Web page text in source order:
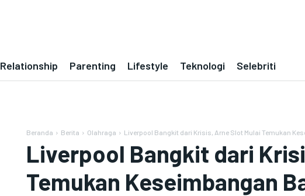
Relationship Parenting Lifestyle Teknologi Selebriti
Beranda Berita Olahraga Liverpool Bangkit dari Krisis, Arne Slot Mulai Temukan
Liverpool Bangkit dari
Temukan Keseimbangan